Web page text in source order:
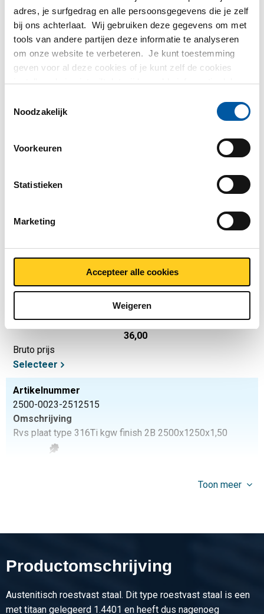
adres, je surfgedrag en alle persoonsgegevens die je zelf
bij ons achterlaat. Wij gebruiken deze gegevens om met
tools van andere partijen deze informatie te analyseren
om onze website te verbeteren. Je kunt toestemming
geven voor al deze cookies of je kunt zelf de cookies
instellen als je niet wilt dat wij bepaalde informatie delen.
partijen waarmee wij samenwerken vind je in ons
Noodzakelijk
Voorkeuren
Statistieken
Marketing
Accepteer alle cookies
Weigeren
Bruto prijslijst: Rvs plaat/band
type 316Ti koudgewalst finish
2B
Prijzen in Euro per: 1000 KG
Artikelnummer
2500-0023-251251
Rvs plaat type 316Ti kgw finish 2B 2500x1250x1
Stuks gewicht in kg
Selecteer
Artikelnummer
2500-0023-3151
Rvs plaat type 316Ti kgw finish 2B 3000x1500x1
Stuks gewicht in kg
36,00
Bruto prijs
Selecteer
Artikelnummer
2500-0023-2512515
Omschrijving
Rvs plaat type 316Ti kgw finish 2B 2500x1250x1,50
Artikelnummer
Omschrijving
Rvs plaat type 316Ti kgw finish 2B 3000x1500x1,50
Stuks gewicht in kg
Toon meer
Productomschrijving
Austenitisch roestvast staal. Dit type roestvast staal is een
met titaan gelegeerd 1.4401 en heeft dus nagenoeg